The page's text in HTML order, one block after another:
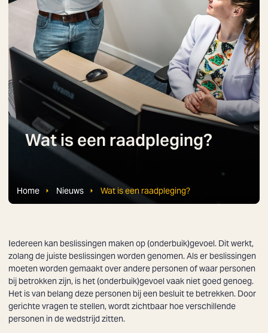
Wat is een raadpleging?
Home Nieuws Wat is een raadpleging?
Iedereen kan beslissingen maken op (onderbuik)gevoel. Dit werkt,
zolang de juiste beslissingen worden genomen. Als er beslissingen
moeten worden gemaakt over andere personen of waar personen
bij betrokken zijn, is het (onderbuik)gevoel vaak niet goed genoeg.
Het is van belang deze personen bij een besluit te betrekken. Door
gerichte vragen te stellen, wordt zichtbaar hoe verschillende
personen in de wedstrijd zitten.